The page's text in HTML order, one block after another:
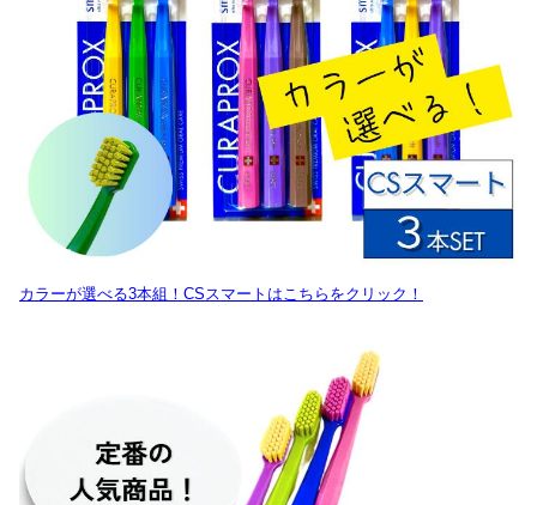
カラーが選べる3本組！CSスマートはこちらをクリック！